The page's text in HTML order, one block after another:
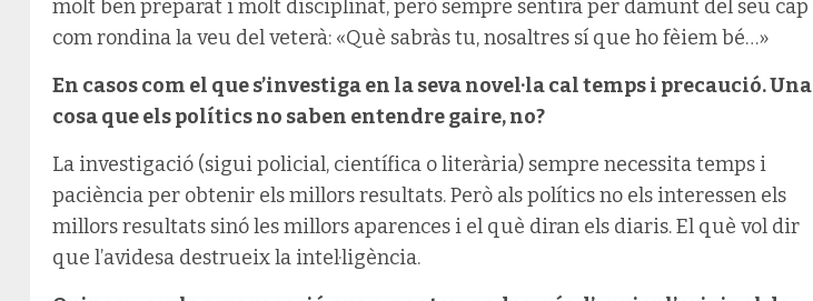
molt ben preparat i molt disciplinat, però sempre sentirà per damunt del seu cap
com rondina la veu del veterà: «Què sabràs tu, nosaltres sí que ho fèiem bé…»
En casos com el que s’investiga en la seva novel·la cal temps i precaució. Una
cosa que els polítics no saben entendre gaire, no?
La investigació (sigui policial, científica o literària) sempre necessita temps i
paciència per obtenir els millors resultats. Però als polítics no els interessen els
millors resultats sinó les millors aparences i el què diran els diaris. El què vol dir
que l’avidesa destrueix la intel·ligència.